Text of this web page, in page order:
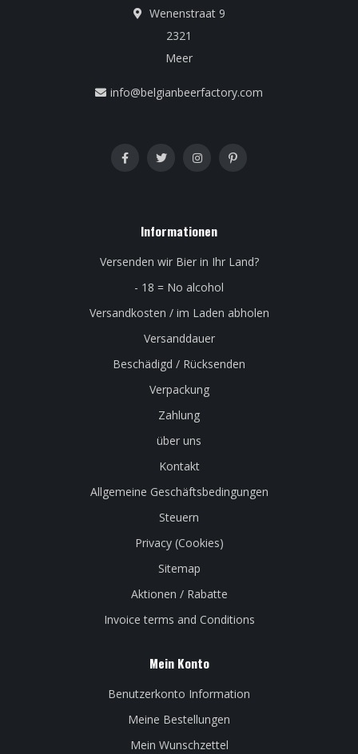
Wenenstraat 9
2321
Meer
info@belgianbeerfactory.com
Informationen
Versenden wir Bier in Ihr Land?
- 18 = No alcohol
Versandkosten / im Laden abholen
Versanddauer
Beschädigd / Rücksenden
Verpackung
Zahlung
über uns
Kontakt
Allgemeine Geschäftsbedingungen
Steuern
Privacy (Cookies)
Sitemap
Aktionen / Rabatte
Invoice terms and Conditions
Mein Konto
Benutzerkonto Information
Meine Bestellungen
Mein Wunschzettel